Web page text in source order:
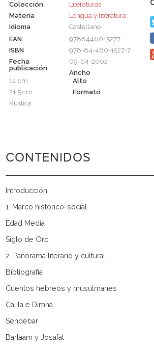
Colección
Literaturas
Materia
Lengua y literatura
Idioma
Castellano
EAN
9788446015277
ISBN
978-84-460-1527-7
Fecha
publicación
09-04-2002
Ancho
14 cm
Alto
21.5 cm
Formato
Rústica
CONTENIDOS
Introducción
1. Marco histórico-social
Edad Media
Siglo de Oro
2. Panorama literario y cultural
Bibliografía
Cuentos hebreos y musulmanes
Calila e Dimna
Sendebar
Barlaam y Josafat